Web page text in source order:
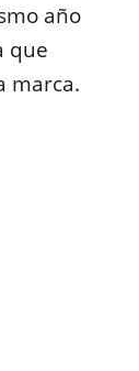
año
que
marca.